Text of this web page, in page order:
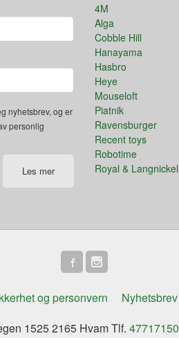
nyhetsbrev, og er
personlig
Les mer
4M
Alga
Cobble Hill
Hanayama
Hasbro
Heye
Mouseloft
Piatnik
Ravensburger
Recent toys
Robotime
Royal & Langnickel
og personvern Nyhetsbrev
1525 2165 Hvam Tlf. 47717150